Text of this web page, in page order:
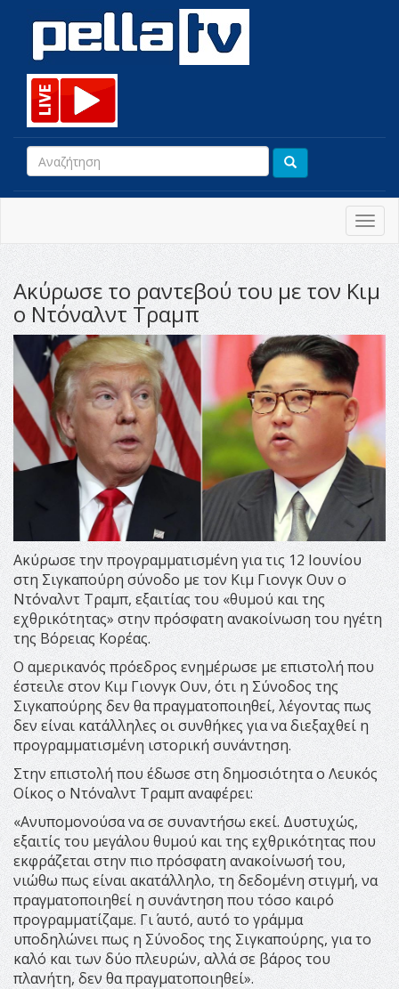
Ακύρωσε το ραντεβού του με τον Κιμ
ο Ντόναλντ Τραμπ
Ακύρωσε την προγραμματισμένη για τις 12 Ιουνίου
στη Σιγκαπούρη σύνοδο με τον Κιμ Γιονγκ Ουν ο
Ντόναλντ Τραμπ, εξαιτίας του «θυμού και της
εχθρικότητας» στην πρόσφατη ανακοίνωση του ηγέτη
της Βόρειας Κορέας.
Ο αμερικανός πρόεδρος ενημέρωσε με επιστολή που
έστειλε στον Κιμ Γιονγκ Ουν, ότι η Σύνοδος της
Σιγκαπούρης δεν θα πραγματοποιηθεί, λέγοντας πως
δεν είναι κατάλληλες οι συνθήκες για να διεξαχθεί η
προγραμματισμένη ιστορική συνάντηση.
Στην επιστολή που έδωσε στη δημοσιότητα ο Λευκός
Οίκος ο Ντόναλντ Τραμπ αναφέρει:
«Ανυπομονούσα να σε συναντήσω εκεί. Δυστυχώς,
εξαιτίς του μεγάλου θυμού και της εχθρικότητας που
εκφράζεται στην πιο πρόσφατη ανακοίνωσή του,
νιώθω πως είναι ακατάλληλο, τη δεδομένη στιγμή, να
πραγματοποιηθεί η συνάντηση που τόσο καιρό
προγραμματίζαμε. Γι΄ αυτό, αυτό το γράμμα
υποδηλώνει πως η Σύνοδος της Σιγκαπούρης, για το
καλό και των δύο πλευρών, αλλά σε βάρος του
πλανήτη, δεν θα πραγματοποιηθεί».